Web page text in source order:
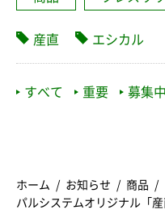
産直 エシカル
すべて 重要 募集
ホーム お知らせ
商品
パルシステムオリジナル「